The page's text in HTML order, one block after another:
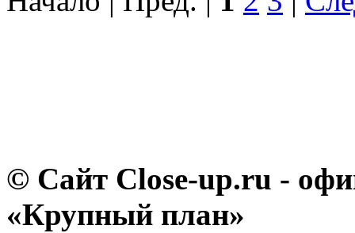
© Сайт Close-up.ru -
«Крупный план»